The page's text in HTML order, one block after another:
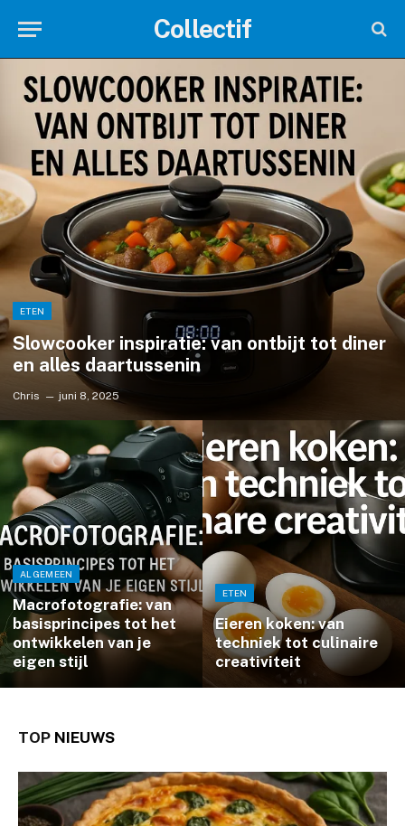
Collectif
ETEN
Slowcooker inspiratie: van ontbijt tot diner
en alles daartussenin
Chris juni 8, 2025
ALGEMEEN
Macrofotografie: van
basisprincipes tot het
ontwikkelen van je
eigen stijl
ETEN
Eieren koken: van
techniek tot culinaire
creativiteit
TOP NIEUWS